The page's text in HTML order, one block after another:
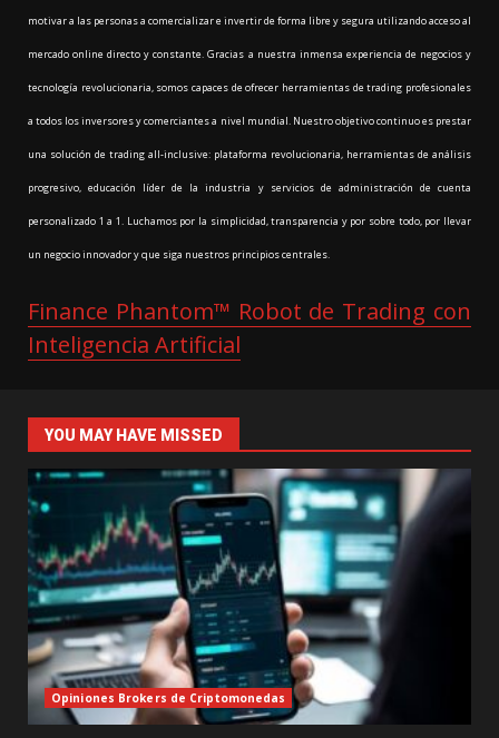
motivar a las personas a comercializar e invertir de forma libre y segura utilizando acceso al
mercado online directo y constante. Gracias a nuestra inmensa experiencia de negocios y
tecnología revolucionaria, somos capaces de ofrecer herramientas de trading profesionales
a todos los inversores y comerciantes a nivel mundial. Nuestro objetivo continuo es prestar
una solución de trading all-inclusive: plataforma revolucionaria, herramientas de análisis
progresivo, educación líder de la industria y servicios de administración de cuenta
personalizado 1 a 1. Luchamos por la simplicidad, transparencia y por sobre todo, por llevar
un negocio innovador y que siga nuestros principios centrales.
Finance Phantom™ Robot de Trading con
Inteligencia Artificial
YOU MAY HAVE MISSED
Opiniones Brokers de Criptomonedas